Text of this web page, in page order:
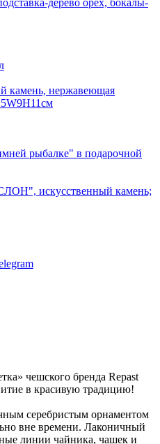
дерево орех, бокалы-
камень, нержавеющая
рыбалке" в подарочной
искусственный камень;
чешского бренда Repast
в красивую традицию!
серебристым орнаментом
вне времени. Лаконичный
линии чайника, чашек и